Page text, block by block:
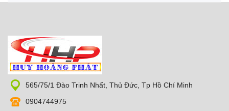
565/75/1 Đào Trinh Nhất, Thủ Đức, Tp Hồ Chí Minh
0904744975